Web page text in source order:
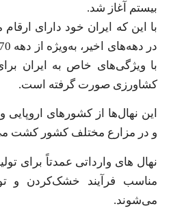
بیستم آغاز شد.
با این که ایران خود دارای
با ویژگی‌های خاص به ایران
کشاورزی صورت گرفته است.
این نهال‌ها از کشورهای اروپایی
و در مزارع مختلف کشور کشت
نهال های وارداتی عمدتاً برای
مناسب فرآیند خشک‌کردن و
می‌شوند.